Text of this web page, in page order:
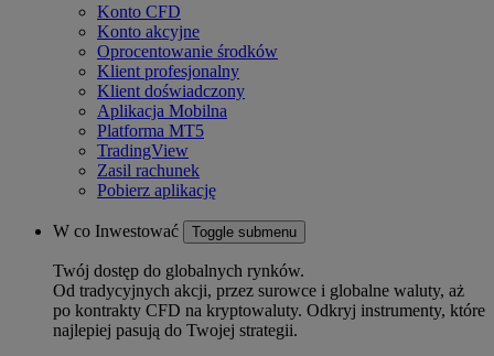
Konto CFD
Konto akcyjne
Oprocentowanie środków
Klient profesjonalny
Klient doświadczony
Aplikacja Mobilna
Platforma MT5
TradingView
Zasil rachunek
Pobierz aplikację
W co Inwestować Toggle submenu
Twój dostęp do globalnych rynków.
Od tradycyjnych akcji, przez surowce i globalne waluty, aż
po kontrakty CFD na kryptowaluty. Odkryj instrumenty, które
najlepiej pasują do Twojej strategii.